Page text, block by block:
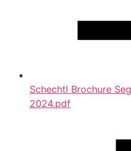
Schechtl Brochure
2024.pdf